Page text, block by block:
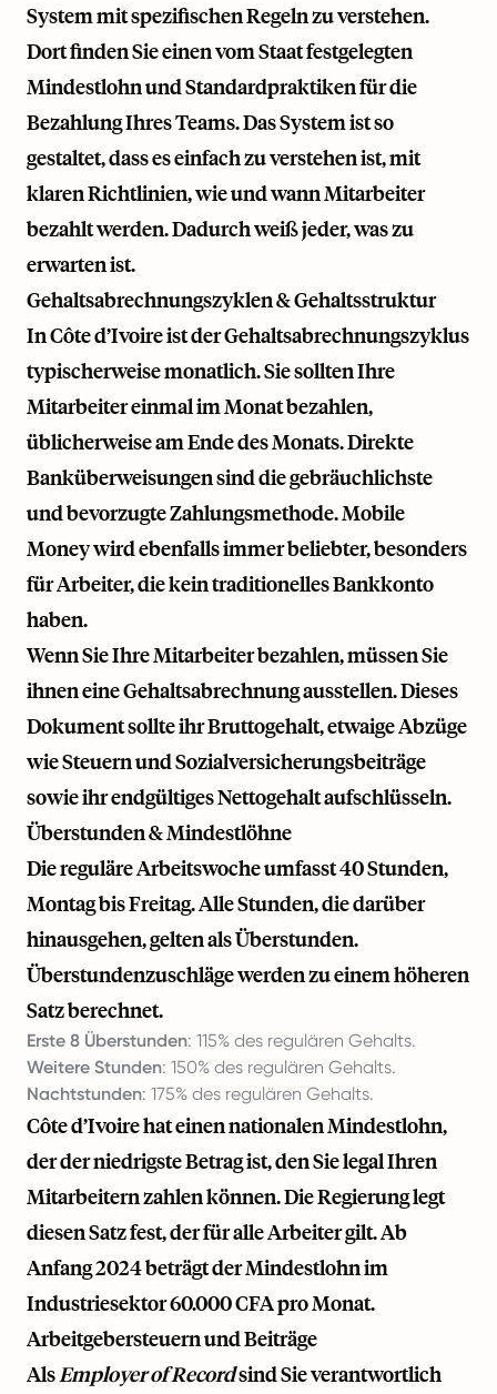
System mit spezifischen Regeln zu verstehen.
Dort finden Sie einen vom Staat festgelegten
Mindestlohn und Standardpraktiken für die
Bezahlung Ihres Teams. Das System ist so
gestaltet, dass es einfach zu verstehen ist, mit
klaren Richtlinien, wie und wann Mitarbeiter
bezahlt werden. Dadurch weiß jeder, was zu
erwarten ist.
Gehaltsabrechnungszyklen & Gehaltsstruktur
In Côte d’Ivoire ist der Gehaltsabrechnungszyklus
typischerweise monatlich. Sie sollten Ihre
Mitarbeiter einmal im Monat bezahlen,
üblicherweise am Ende des Monats. Direkte
Banküberweisungen sind die gebräuchlichste
und bevorzugte Zahlungsmethode. Mobile
Money wird ebenfalls immer beliebter, besonders
für Arbeiter, die kein traditionelles Bankkonto
haben.
Wenn Sie Ihre Mitarbeiter bezahlen, müssen Sie
ihnen eine Gehaltsabrechnung ausstellen. Dieses
Dokument sollte ihr Bruttogehalt, etwaige Abzüge
wie Steuern und Sozialversicherungsbeiträge
sowie ihr endgültiges Nettogehalt aufschlüsseln.
Überstunden & Mindestlöhne
Die reguläre Arbeitswoche umfasst 40 Stunden,
Montag bis Freitag. Alle Stunden, die darüber
hinausgehen, gelten als Überstunden.
Überstundenzuschläge werden zu einem höheren
Satz berechnet.
Erste 8 Überstunden: 115% des regulären Gehalts.
Weitere Stunden: 150% des regulären Gehalts.
Nachtstunden: 175% des regulären Gehalts.
Côte d’Ivoire hat einen nationalen Mindestlohn,
der der niedrigste Betrag ist, den Sie legal Ihren
Mitarbeitern zahlen können. Die Regierung legt
diesen Satz fest, der für alle Arbeiter gilt. Ab
Anfang 2024 beträgt der Mindestlohn im
Industriesektor 60.000 CFA pro Monat.
Arbeitgebersteuern und Beiträge
AlsEmployer of Recordsind Sie verantwortlich